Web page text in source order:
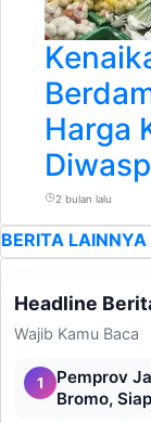
Harga
2 bulan lalu
BERITA LAINNYA
Headline
Wajib Kamu Baca
1
Pemprov
Bromo,